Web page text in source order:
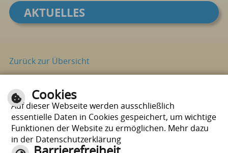
AKTUELLES
Zurück zur Übersicht
Seite drucken
Cookies
Auf dieser Webseite werden ausschließlich
essentielle Daten in Cookies gespeichert, um wichtige
Funktionen der Website zu ermöglichen. Mehr dazu
in der Datenschutzerklärung